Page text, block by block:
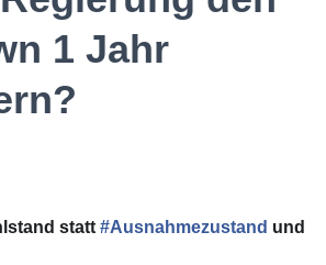
1 Jahr
statt #Ausnahmezustand und